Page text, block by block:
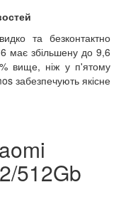
та безконтактно
має збільшену до 9,6
вище, ніж у п'ятому
забезпечують якісне
512Gb